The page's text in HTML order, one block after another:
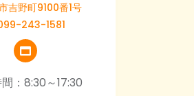
吉野町9100番1号
243-1581
：8:30～17:30